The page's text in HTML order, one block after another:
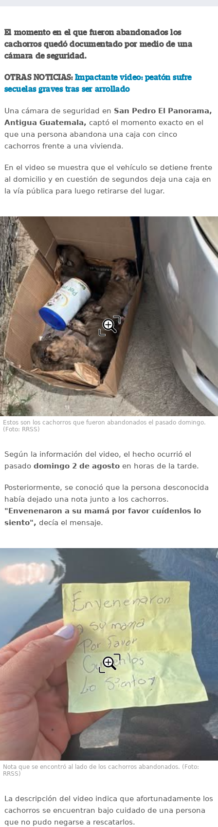
El momento en el que fueron abandonados los
cachorros quedó documentado por medio de una
cámara de seguridad.
OTRAS NOTICIAS: Impactante video: peatón sufre
secuelas graves tras ser arrollado
Una cámara de seguridad en San Pedro El Panorama,
Antigua Guatemala, captó el momento exacto en el
que una persona abandona una caja con cinco
cachorros frente a una vivienda.
En el video se muestra que el vehículo se detiene frente
al domicilio y en cuestión de segundos deja una caja en
la vía pública para luego retirarse del lugar.
Estos son los cachorros que fueron abandonados el pasado domingo.
(Foto: RRSS)
Según la información del video, el hecho ocurrió el
pasado domingo 2 de agostoen horas de la tarde.
Posteriormente, se conoció que la persona desconocida
había dejado una nota junto a los cachorros.
"Envenenaron a su mamá por favor cuídenlos lo
siento", decía el mensaje.
Nota que se encontró al lado de los cachorros abandonados. (Foto:
RRSS)
La descripción del video indica que afortunadamente los
cachorros se encuentran bajo cuidado de una persona
que no pudo negarse a rescatarlos.